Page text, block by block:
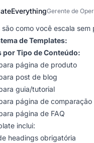
Gerente de
são como você escala
de Templates:
por Tipo de Conteúdo:
página de produto
post de blog
guia/tutorial
página de comparação
página de FAQ
inclui:
headings obrigatória